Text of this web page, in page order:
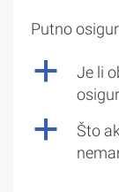
Putno
a
Je li
a
Što